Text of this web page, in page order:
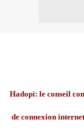
Hadopi: le conseil
de connexion internet